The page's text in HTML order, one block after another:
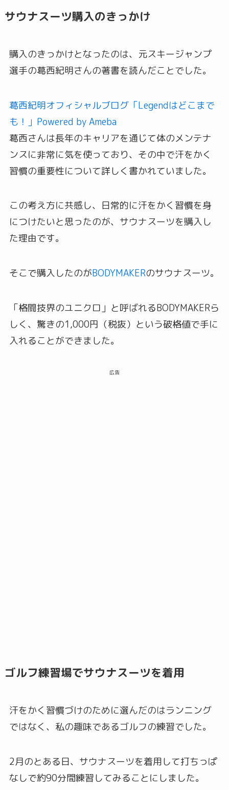
サウナスーツ購入のきっかけ
購入のきっかけとなったのは、元スキージャンプ
選手の葛西紀明さんの著書を読んだことでした。
葛西紀明オフィシャルブログ「Legendはどこまで
も！」Powered by Ameba
葛西さんは長年のキャリアを通じて体のメンテナ
ンスに非常に気を使っており、その中で汗をかく
習慣の重要性について詳しく書かれていました。
この考え方に共感し、日常的に汗をかく習慣を身
につけたいと思ったのが、サウナスーツを購入し
た理由です。
そこで購入したのがBODYMAKERのサウナスーツ。
「格闘技界のユニクロ」と呼ばれるBODYMAKERら
しく、驚きの1,000円（税抜）という破格値で手に
入れることができました。
広告
ゴルフ練習場でサウナスーツを着用
汗をかく習慣づけのために選んだのはランニング
ではなく、私の趣味であるゴルフの練習でした。
2月のとある日、サウナスーツを着用して打ちっぱ
なしで約90分間練習してみることにしました。